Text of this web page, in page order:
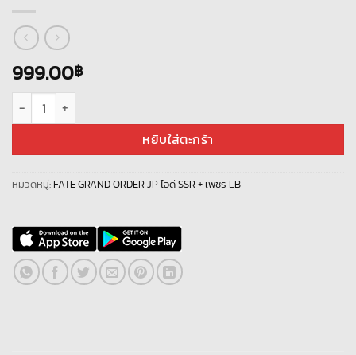
999.00฿
จำนวน Fate Grand Order JP LB- X017 + เพชร 3000+ ชิ้น
หยิบใส่ตะกร้า
หมวดหมู่: FATE GRAND ORDER JP ไอดี SSR + เพชร LB